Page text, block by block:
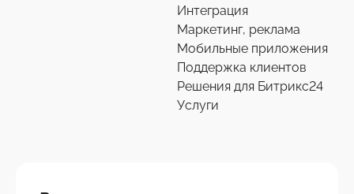
Интеграция
Маркетинг, реклама
Мобильные приложения
Поддержка клиентов
Решения для Битрикс24
Услуги